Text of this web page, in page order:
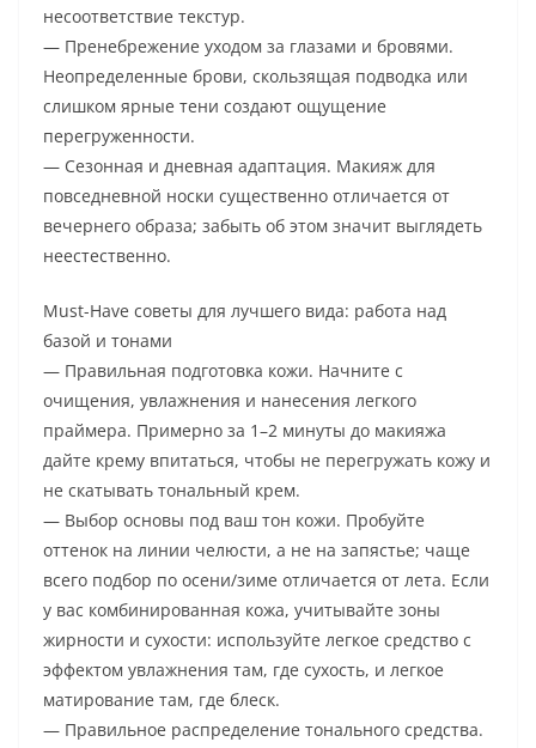
несоответствие текстур.
— Пренебрежение уходом за глазами и бровями.
Неопределенные брови, скользящая подводка или
слишком ярные тени создают ощущение
перегруженности.
— Сезонная и дневная адаптация. Макияж для
повседневной носки существенно отличается от
вечернего образа; забыть об этом значит выглядеть
неестественно.
Must-Have советы для лучшего вида: работа над
базой и тонами
— Правильная подготовка кожи. Начните с
очищения, увлажнения и нанесения легкого
праймера. Примерно за 1–2 минуты до макияжа
дайте крему впитаться, чтобы не перегружать кожу и
не скатывать тональный крем.
— Выбор основы под ваш тон кожи. Пробуйте
оттенок на линии челюсти, а не на запястье; чаще
всего подбор по осени/зиме отличается от лета. Если
у вас комбинированная кожа, учитывайте зоны
жирности и сухости: используйте легкое средство с
эффектом увлажнения там, где сухость, и легкое
матирование там, где блеск.
— Правильное распределение тонального средства.